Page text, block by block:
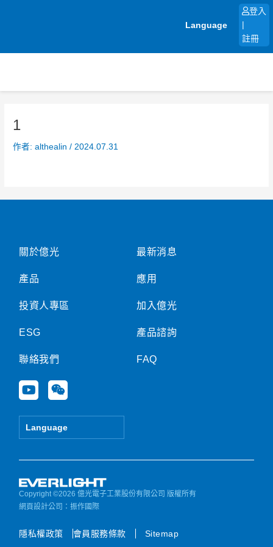
Language
登入
註冊
1
作者:althealin/ 2024.07.31
關於億光
產品
投資人專區
ESG
聯絡我們
Y
o
u
e
W
e
i
Language
最新消息
應用
加入億光
產品諮詢
FAQ
Copyright ©2026 億光電子工業股份有限公司 版權所有
網頁設計公司 ：振作國際
隱私權政策 會員服務條款 Sitemap